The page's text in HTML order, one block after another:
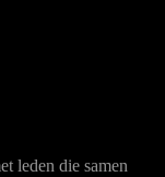
leden die samen